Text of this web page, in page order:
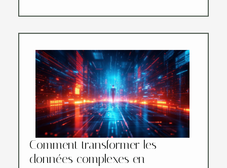
Comment transformer les
données complexes en